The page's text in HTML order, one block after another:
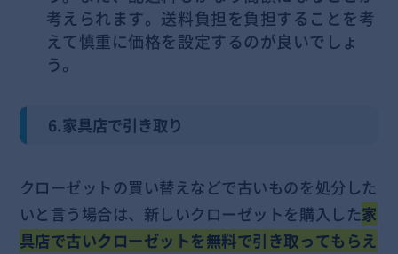
考えられます。送料負担を負担することを考
えて慎重に価格を設定するのが良いでしょ
う。
6.家具店で引き取り
クローゼットの買い替えなどで古いものを処分した
いと言う場合は、新しいクローゼットを購入した家
具店で古いクローゼットを無料で引き取ってもらえ